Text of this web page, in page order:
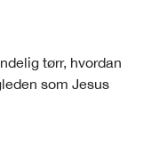
tørr, hvordan
som Jesus